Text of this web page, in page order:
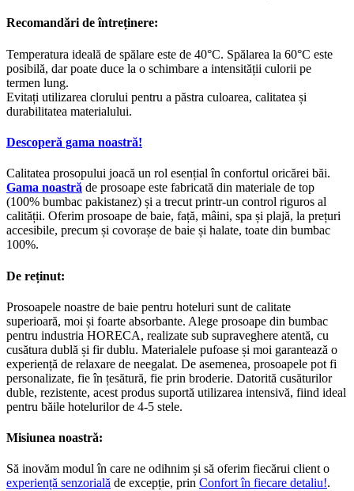
Recomandări de întreținere:
Temperatura ideală de spălare este de 40°C. Spălarea la 60°C este
posibilă, dar poate duce la o schimbare a intensității culorii pe
termen lung.
Evitați utilizarea clorului pentru a păstra culoarea, calitatea și
durabilitatea materialului.
Descoperă gama noastră!
Calitatea prosopului joacă un rol esențial în confortul oricărei băi.
Gama noastră de prosoape este fabricată din materiale de top
(100% bumbac pakistanez) și a trecut printr-un control riguros al
calității. Oferim prosoape de baie, față, mâini, spa și plajă, la prețuri
accesibile, precum și covorașe de baie și halate, toate din bumbac
100%.
De reținut:
Prosoapele noastre de baie pentru hoteluri sunt de calitate
superioară, moi și foarte absorbante. Alege prosoape din bumbac
pentru industria HORECA, realizate sub supraveghere atentă, cu
cusătura dublă și fir dublu. Materialele pufoase și moi garantează o
experiență de relaxare de neegalat. De asemenea, prosoapele pot fi
personalizate, fie în țesătură, fie prin broderie. Datorită cusăturilor
duble, rezistente, acest produs suportă utilizarea intensivă, fiind ideal
pentru băile hotelurilor de 4-5 stele.
Misiunea noastră:
Să inovăm modul în care ne odihnim și să oferim fiecărui client o
experiență senzorială de excepție, prin Confort în fiecare detaliu!.